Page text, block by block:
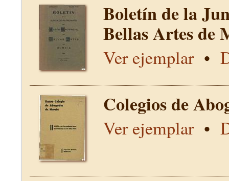
Boletín de la
Bellas Artes
Ver ejemplar•
Colegios de
Ver ejemplar•